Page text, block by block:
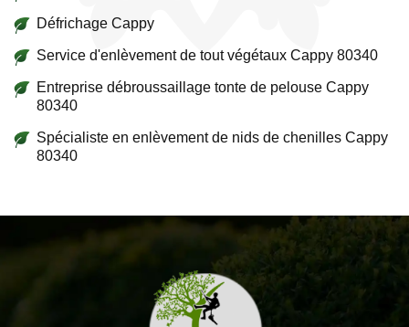
Défrichage Cappy
Service d'enlèvement de tout végétaux Cappy 80340
Entreprise débroussaillage tonte de pelouse Cappy
80340
Spécialiste en enlèvement de nids de chenilles Cappy
80340